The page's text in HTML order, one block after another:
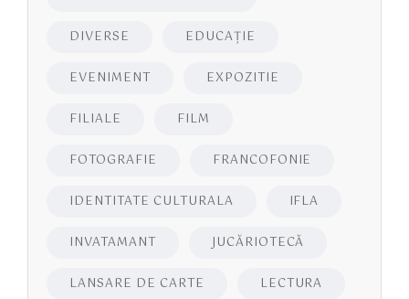
DIVERSE EDUCAŢIE
EVENIMENT EXPOZITIE
FILIALE FILM
FOTOGRAFIE FRANCOFONIE
IDENTITATE CULTURALA IFLA
INVATAMANT JUCĂRIOTECĂ
LANSARE DE CARTE LECTURA